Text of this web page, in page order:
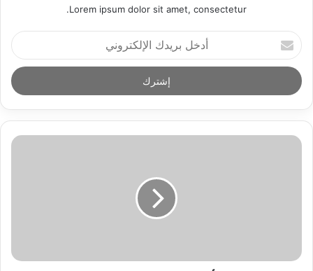
Lorem ipsum dolor sit amet, consectetur.
أ
د
خ
ل
ر
د
ر